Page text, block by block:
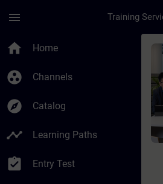
menu
home Home
group_work Channels
explore Catalog
timeline Learning Paths
assignment_turned_in Entry Test